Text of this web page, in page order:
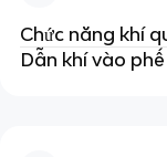
Chức năng khí
Dẫn khí vào phế